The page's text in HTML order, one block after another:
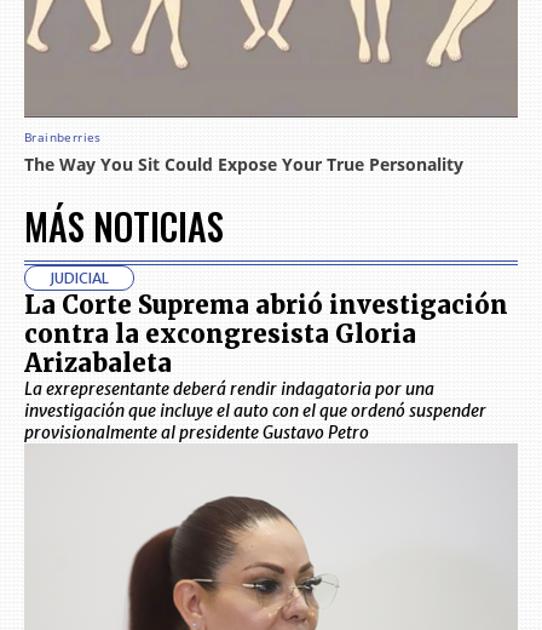
MÁS NOTICIAS
JUDICIAL
La Corte Suprema abrió investigación
contra la excongresista Gloria
Arizabaleta
La exrepresentante deberá rendir indagatoria por una
investigación que incluye el auto con el que ordenó suspender
provisionalmente al presidente Gustavo Petro